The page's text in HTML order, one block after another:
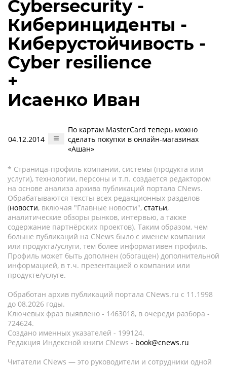
Cybersecurity -
Киберинциденты -
Киберустойчивость -
Cyber resilience
+
Исаенко Иван
04.12.2014
По картам MasterCard теперь можно
сделать покупки в онлайн-магазинах
«Ашан»
* Страница-профиль компании, системы (продукта или
услуги), технологии, персоны и т.п. создается редактором
на основе анализа архива публикаций портала CNews.
Обрабатываются тексты всех редакционных разделов
(новости, включая "Главные новости", статьи,
аналитические обзоры рынков, интервью, а также
содержание партнёрских проектов). Таким образом, чем
больше публикаций на CNews было с именем компании
или продукта/услуги, тем более информативен профиль.
Профиль может быть дополнен (обогащен) дополнительной
информацией, в т.ч. презентацией о компании или
продукте/услуге.
Обработан архив публикаций портала CNews.ru c 11.1998
до 08.2026 годы.
Ключевых фраз выявлено - 1463018, в очереди разбора -
724624.
Создано именных указателей - 199124.
Редакция Индексной книги CNews - book@cnews.ru
Читатели CNews — это руководители и сотрудники одной